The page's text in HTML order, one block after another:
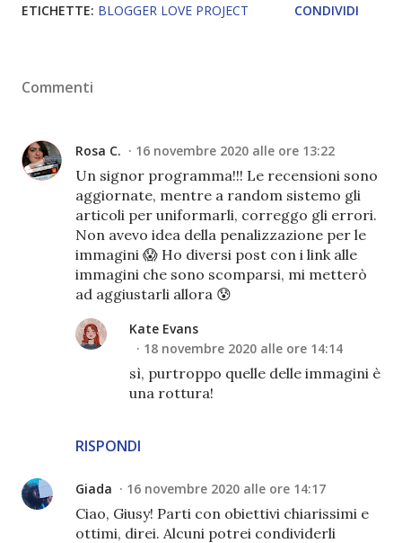
ETICHETTE: BLOGGER LOVE PROJECT CONDIVIDI
Commenti
Rosa C. 16 novembre 2020 alle ore 13:22
Un signor programma!!! Le recensioni sono
aggiornate, mentre a random sistemo gli
articoli per uniformarli, correggo gli errori.
Non avevo idea della penalizzazione per le
immagini 😱 Ho diversi post con i link alle
immagini che sono scomparsi, mi metterò
ad aggiustarli allora 😰
RISPONDI
Kate Evans
18 novembre 2020 alle ore 14:14
sì, purtroppo quelle delle immagini è
una rottura!
Giada 16 novembre 2020 alle ore 14:17
Ciao, Giusy! Parti con obiettivi chiarissimi e
ottimi, direi. Alcuni potrei condividerli